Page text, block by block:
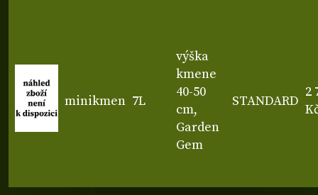
minikmen 7L
výška
kmene
40-50
cm,
Garden
Gem
STANDARD
2